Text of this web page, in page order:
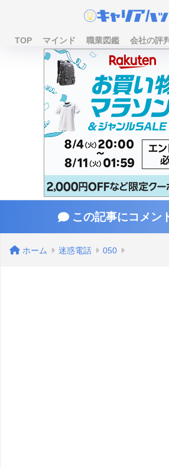
TOP マインド 職業図鑑 会社の評判
この記事にコメン
ホーム 迷惑電話 050